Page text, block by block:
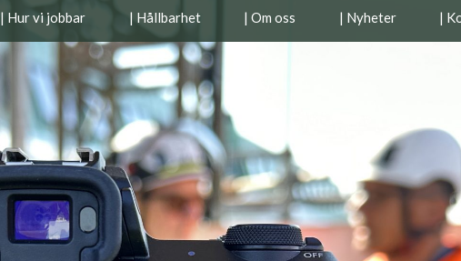
| Hur vi jobbar | Hållbarhet | Om oss | Nyheter |